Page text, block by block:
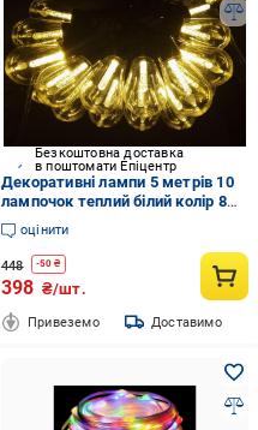
Безкоштовна доставка
в поштомати Епіцентр
Декоративні лампи 5 метрів 10
лампочок теплий білий колір 8
режимів роботи з пультом
оцінити
448 -50 ₴
398 ₴/шт.
Привеземо Доставимо